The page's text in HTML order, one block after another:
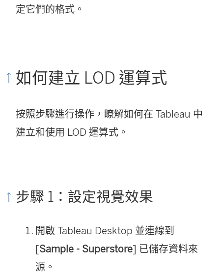
定它們的格式。
如何建立 LOD 運算式
按照步驟進行操作，瞭解如何在 Tableau 中
建立和使用 LOD 運算式。
步驟 1：設定視覺效果
開啟 Tableau Desktop 並連線到
[Sample - Superstore] 已儲存資料來
源。